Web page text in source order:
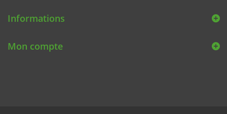
Informations
Mon compte